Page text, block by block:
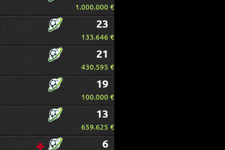
1.000.000 €
23
133.646 €
21
430.595 €
19
100.000 €
13
659.625 €
6